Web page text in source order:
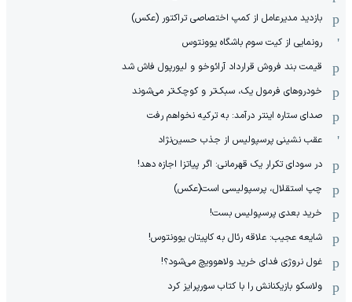
بازدید مدیرعامل از کمپ اختصاصی تراکتور (عکس)
رونمایی از کیت سوم باشگاه یوونتوس
قیمت بند فروش قرارداد آرائوخو و لیورپول فاش شد
خودروهای فرمول یک، سبک‌تر و کوچک‌تر می‌شوند
صدای ستاره اینتر درآمد: به ترکیه نخواهم رفت
عقب نشینی پرسپولیس از جذب حسین‌نژاد
در سودای تکرار یک قهرمانی: اگر پیاتزا اجازه دهد!
چپ استقلال، پرسپولیسی است(عکس)
خرید بعدی پرسپولیس بست!
شایعه عجیب: علاقه رئال به کاپیتان یوونتوس!
غول نروژی فدای خرید ولاهوویچ می‌شود؟!
ولاسکو بازیکنانش را با کتاب سورپرایز کرد